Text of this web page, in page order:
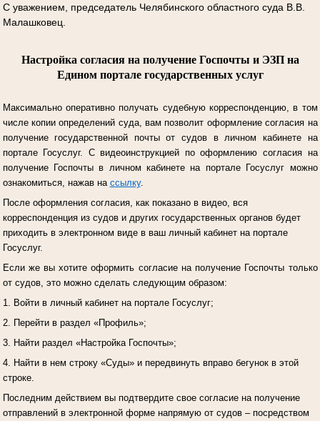
С уважением, председатель Челябинского областного суда В.В.
Малашковец.
Настройка согласия на получение Госпочты и ЭЗП на
Едином портале государственных услуг
Максимально оперативно получать судебную корреспонденцию, в том
числе копии определений суда, вам позволит оформление согласия на
получение государственной почты от судов в личном кабинете на
портале Госуслуг. С видеоинструкцией по оформлению согласия на
получение Госпочты в личном кабинете на портале Госуслуг можно
ознакомиться, нажав на ссылку.
После оформления согласия, как показано в видео, вся
корреспонденция из судов и других государственных органов будет
приходить в электронном виде в ваш личный кабинет на портале
Госуслуг.
Если же вы хотите оформить согласие на получение Госпочты только
от судов, это можно сделать следующим образом:
1. Войти в личный кабинет на портале Госуслуг;
2. Перейти в раздел «Профиль»;
3. Найти раздел «Настройка Госпочты»;
4. Найти в нем строку «Суды» и передвинуть вправо бегунок в этой
строке.
Последним действием вы подтвердите свое согласие на получение
отправлений в электронной форме напрямую от судов – посредством